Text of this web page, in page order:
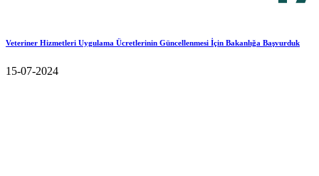
Veteriner Hizmetleri Uygulama Ücretlerinin Güncellenmesi İçin Bakanlığa Başvurduk
15-07-2024